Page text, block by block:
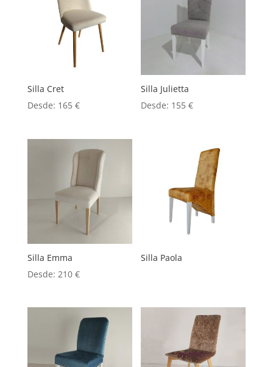
Silla Cret
Desde: 165 €
Silla Julietta
Desde: 155€
Silla Emma
Desde: 210 €
Silla Paola